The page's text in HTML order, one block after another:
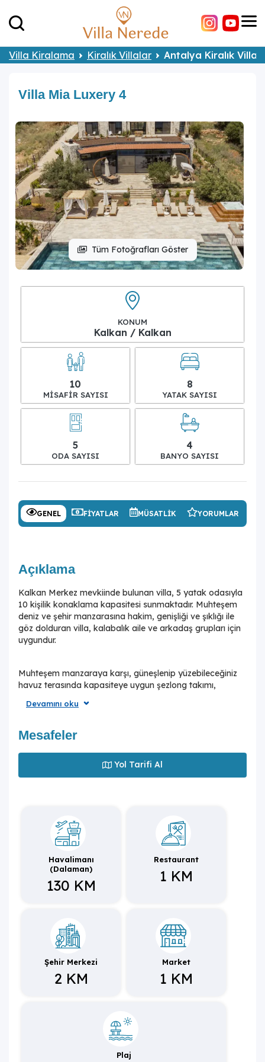
Villa Kiralama Kiralık Villalar Antalya Kiralık
Villa Mia Luxery 4
Tüm Fotoğrafları Göster
KONUM
Kalkan / Kalkan
10
MISAFIR SAYISI
8
YATAK SAYISI
5
ODA SAYISI
4
BANYO SAYISI
GENEL FIYATLAR MÜSATLIK YORUMLAR
Açıklama
Kalkan Merkez mevkiinde bulunan villa, 5 yatak odasıyla
10 kişilik konaklama kapasitesi sunmaktadır. Muhteşem
deniz ve şehir manzarasına hakim, genişliği ve şıklığı ile
göz dolduran villa, kalabalık aile ve arkadaş grupları için
uygundur.
Muhteşem manzaraya karşı, güneşlenip yüzebileceğiniz
havuz terasında kapasiteye uygun şezlong takımı,
donanımı bir arada sunmaktadır. Yine havuz terasına
mutfağı; İki yatak odasında çift kişilik yatak, ebeveyn
tek kişilik iki adet yatak bulunmaktadır.Jakuzisi ile eşsiz
zaman geçireceği tatil villasında istediğiniz herşey
düşünülmüştür.
denize ve merkeze kısa sürüş mesafesinde olan konum
avantajıyla, konforlu ve şık bir tatil için siz değerli
misafirlerini ağırlamayı beklemektedir.
Devamını oku
Mesafeler
Yol Tarifi Al
Havalimanı
(Dalaman)
130 KM
Restaurant
1 KM
Şehir Merkezi
2 KM
Market
1 KM
Plaj